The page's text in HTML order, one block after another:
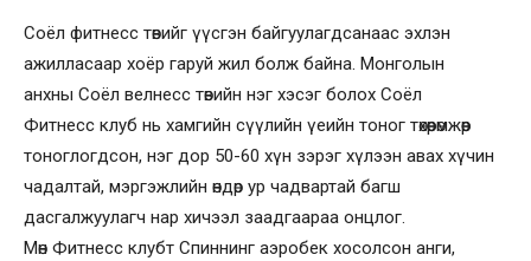
Соёл фитнесс төвийг үүсгэн байгуулагдсанаас эхлэн
ажилласаар хоёр гаруй жил болж байна. Монголын
анхны Соёл велнесс төвийн нэг хэсэг болох Соёл
Фитнесс клуб нь хамгийн сүүлийн үеийн тоног төхөөрөмжөөр
тоноглогдсон, нэг дор 50-60 хүн зэрэг хүлээн авах хүчин
чадалтай, мэргэжлийн өндөр ур чадвартай багш
дасгалжуулагч нар хичээл заадгаараа онцлог.
Мөн Фитнесс клубт Спиннинг аэробек хосолсон анги,